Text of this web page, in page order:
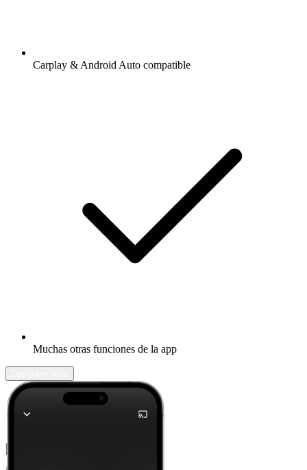
Carplay & Android Auto compatible
Muchas otras funciones de la app